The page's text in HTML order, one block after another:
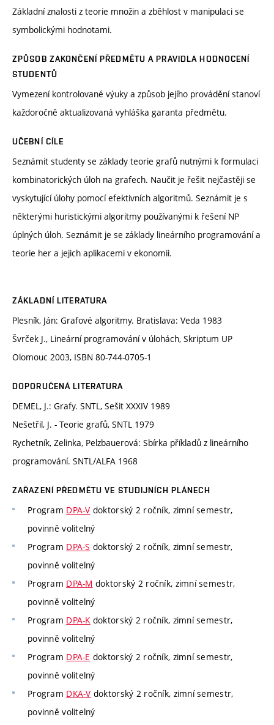
Základní znalosti z teorie množin a zběhlost v manipulaci se
symbolickými hodnotami.
ZPŮSOB ZAKONČENÍ PŘEDMĚTU A PRAVIDLA HODNOCENÍ
STUDENTŮ
Vymezení kontrolované výuky a způsob jejího provádění stanoví
každoročně aktualizovaná vyhláška garanta předmětu.
UČEBNÍ CÍLE
Seznámit studenty se základy teorie grafů nutnými k formulaci
kombinatorických úloh na grafech. Naučit je řešit nejčastěji se
vyskytující úlohy pomocí efektivních algoritmů. Seznámit je s
některými huristickými algoritmy používanými k řešení NP
úplných úloh. Seznámit je se základy lineárního programování a
teorie her a jejich aplikacemi v ekonomii.
ZÁKLADNÍ LITERATURA
Plesník, Ján: Grafové algoritmy. Bratislava: Veda 1983
Švrček J., Lineární programování v úlohách, Skriptum UP
Olomouc 2003, ISBN 80-744-0705-1
DOPORUČENÁ LITERATURA
DEMEL, J.: Grafy. SNTL, Sešit XXXIV 1989
Nešetřil, J. - Teorie grafů, SNTL 1979
Rychetník, Zelinka, Pelzbauerová: Sbírka příkladů z lineárního
programování. SNTL/ALFA 1968
ZAŘAZENÍ PŘEDMĚTU VE STUDIJNÍCH PLÁNECH
Program DPA-V doktorský 2 ročník, zimní semestr,
povinně volitelný
Program DPA-S doktorský 2 ročník, zimní semestr,
povinně volitelný
Program DPA-M doktorský 2 ročník, zimní semestr,
povinně volitelný
Program DPA-Kdoktorský 2 ročník, zimní semestr,
povinně volitelný
Program DPA-E doktorský 2 ročník, zimní semestr,
povinně volitelný
Program DKA-V doktorský 2 ročník, zimní semestr,
povinně volitelný